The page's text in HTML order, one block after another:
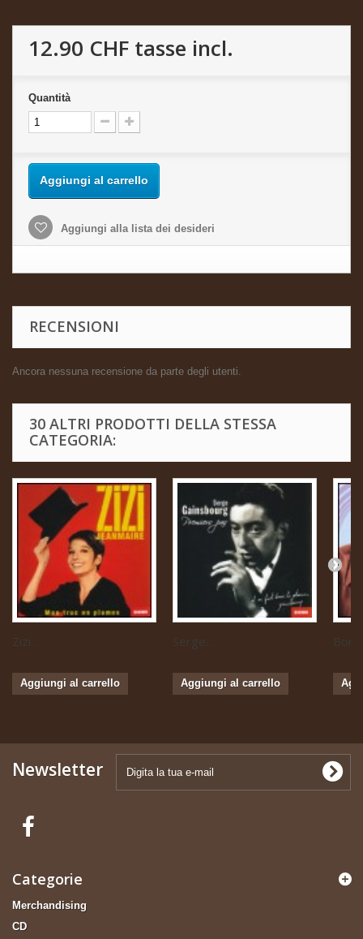
12.90 CHF tasse incl.
Quantità
Aggiungi al carrello
Aggiungi alla lista dei desideri
RECENSIONI
Ancora nessuna recensione da parte degli utenti.
30 ALTRI PRODOTTI DELLA STESSA
CATEGORIA:
Zizi...
Aggiungi al carrello
Serge...
Aggiungi al carrello
Newsletter
Categorie
Merchandising
CD